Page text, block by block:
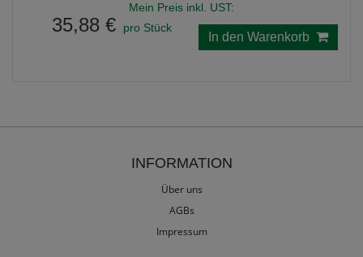
Mein Preis inkl. UST:
35,88 € pro Stück
In den Warenkorb
INFORMATION
Über uns
AGBs
Impressum